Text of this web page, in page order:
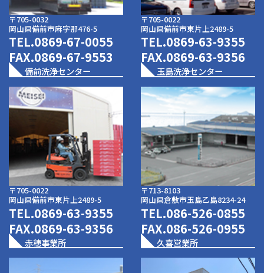
〒705-0032
岡山県備前市麻字那476-5
TEL.0869-67-0055
FAX.0869-67-9553
〒705-0022
岡山県備前市東片上2489-5
TEL.0869-63-9355
FAX.0869-63-9356
赤穂事業所
備前洗浄センター
〒705-0022
岡山県備前市東片上2489-5
TEL.0869-63-9355
FAX.0869-63-9356
玉島洗浄センター
〒713-8103
岡山県倉敷市玉島乙島8234-24
TEL.086-526-0855
FAX.086-526-0955
久喜営業所